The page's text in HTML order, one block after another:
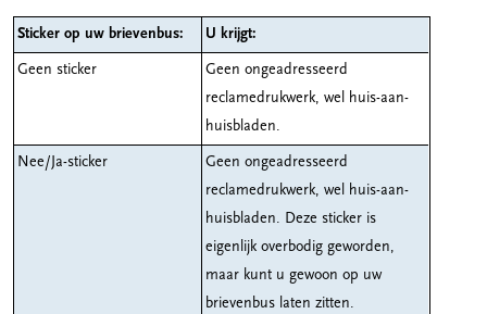
Sticker op uw brievenbus: U krijgt:
Geen sticker
Geen ongeadresseerd
reclamedrukwerk, wel huis-aan-
huisbladen.
Nee/Ja-sticker
Geen ongeadresseerd
reclamedrukwerk, wel huis-aan-
huisbladen. Deze sticker is
eigenlijk overbodig geworden,
maar kunt u gewoon op uw
brievenbus laten zitten.